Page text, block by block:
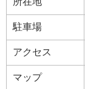
駐車場
アクセス
マップ